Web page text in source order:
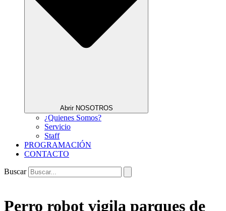
Abrir NOSOTROS
¿Quienes Somos?
Servicio
Staff
PROGRAMACIÓN
CONTACTO
Buscar
Perro robot vigila parques de